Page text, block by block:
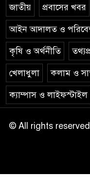
জাতীয় প্রবাসের খবর
আইন আদালত ও
কৃষি ও অর্থনীতি
খেলাধুলা কলাম ও
ক্যাম্পাস ও লাইফস্টাইল
© All rights